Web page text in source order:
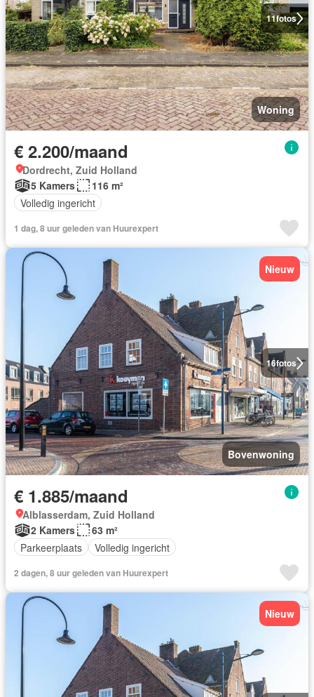
11fotos
Woning
€ 2.200/maand
Dordrecht, Zuid Holland
5 Kamers
116 m²
Volledig ingericht
1 dag, 8 uur geleden van Huurexpert
16fotos
Nieuw
Bovenwoning
€ 1.885/maand
Alblasserdam, Zuid Holland
2 Kamers
63 m²
Parkeerplaats
Volledig ingericht
2 dagen, 8 uur geleden van Huurexpert
Nieuw